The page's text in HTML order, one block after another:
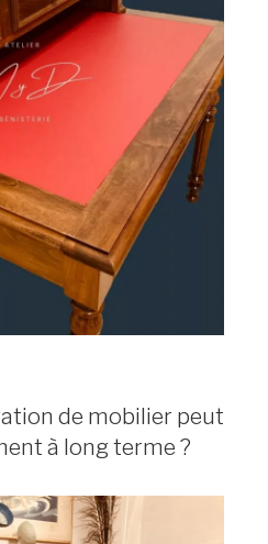
de mobilier peut
à long terme ?